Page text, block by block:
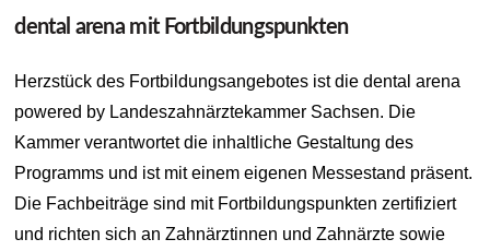
dental arena mit Fortbildungspunkten
Herzstück des Fortbildungsangebotes ist die dental arena
powered by Landeszahnärztekammer Sachsen. Die
Kammer verantwortet die inhaltliche Gestaltung des
Programms und ist mit einem eigenen Messestand präsent.
Die Fachbeiträge sind mit Fortbildungspunkten zertifiziert
und richten sich an Zahnärztinnen und Zahnärzte sowie